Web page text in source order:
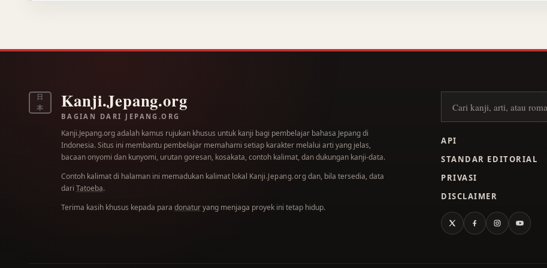
日
本
Kanji.Jepang.org
BAGIAN DARI JEPANG.ORG
Kanji.Jepang.org adalah kamus rujukan khusus untuk kanji bagi pembelajar bahasa Jepang di
Indonesia. Situs ini membantu pembelajar memahami setiap karakter melalui arti yang jelas,
bacaan onyomi dan kunyomi, urutan goresan, kosakata, contoh kalimat, dan dukungan kanji-data.
Contoh kalimat di halaman ini memadukan kalimat lokal Kanji.Jepang.org dan, bila tersedia, data
dari Tatoeba.
Terima kasih khusus kepada para donaturyang menjaga proyek ini tetap hidup.
Cari kanji
API
STANDAR EDITORIAL
PRIVASI
DISCLAIMER
X FacebookInstagramYouTube